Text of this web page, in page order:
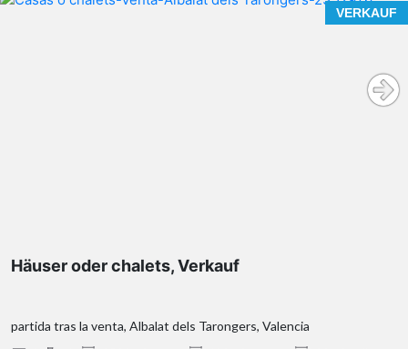
VERKAUF
Häuser oder chalets, Verkauf
partida tras la venta, Albalat dels Tarongers, Valencia